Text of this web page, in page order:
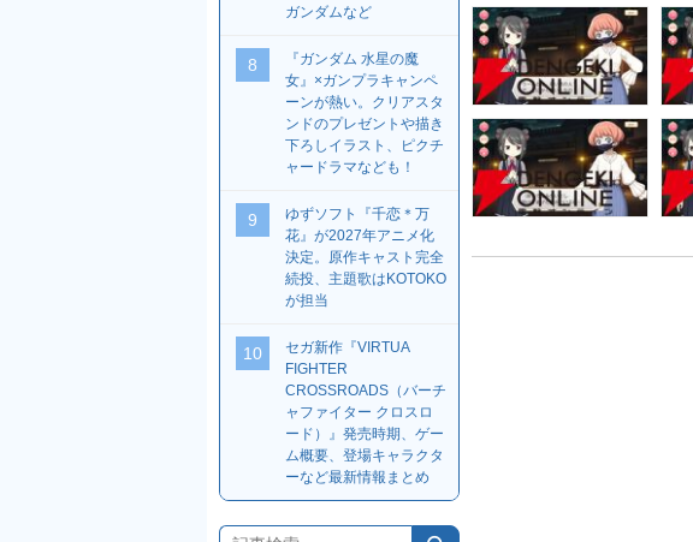
ガンダムなど
8
『ガンダム 水星の魔
女』×ガンプラキャンペ
ーンが熱い。クリアスタ
ンドのプレゼントや描き
下ろしイラスト、ピクチ
ャードラマなども！
9
ゆずソフト『千恋＊万
花』が2027年アニメ化
決定。原作キャスト完全
続投、主題歌はKOTOKO
が担当
10
セガ新作『VIRTUA
FIGHTER
CROSSROADS（バーチ
ャファイター クロスロ
ード）』発売時期、ゲー
ム概要、登場キャラクタ
ーなど最新情報まとめ